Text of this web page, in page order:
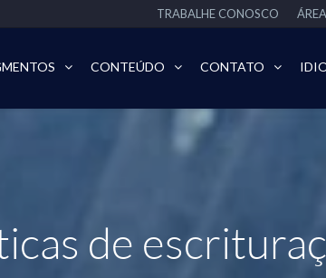
TRABALHE CONOSCO
CONTEÚDO CONTATO
de